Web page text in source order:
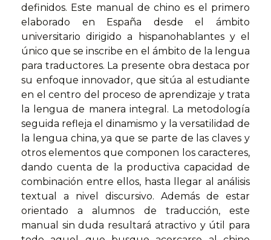
definidos. Este manual de chino es el primero
elaborado en España desde el ámbito
universitario dirigido a hispanohablantes y el
único que se inscribe en el ámbito de la lengua
para traductores. La presente obra destaca por
su enfoque innovador, que sitúa al estudiante
en el centro del proceso de aprendizaje y trata
la lengua de manera integral. La metodología
seguida refleja el dinamismo y la versatilidad de
la lengua china, ya que se parte de las claves y
otros elementos que componen los caracteres,
dando cuenta de la productiva capacidad de
combinación entre ellos, hasta llegar al análisis
textual a nivel discursivo. Además de estar
orientado a alumnos de traducción, este
manual sin duda resultará atractivo y útil para